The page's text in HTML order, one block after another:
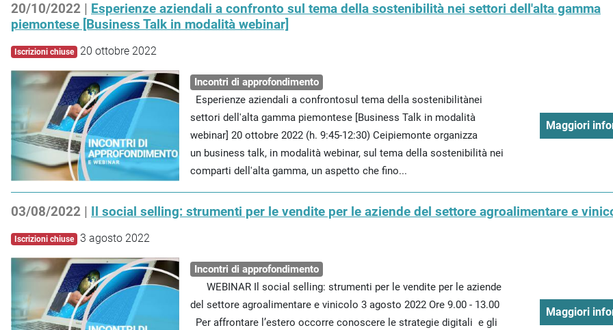
20/10/2022 | Esperienze aziendali a confronto sul tema della sostenibilità nei settori dell'alta gamma
piemontese [Business Talk in modalità webinar]
Iscrizioni chiuse 20 ottobre 2022
Incontri di approfondimento
Esperienze aziendali a confrontosul tema della sostenibilitànei
settori dell'alta gamma piemontese [Business Talk in modalità
webinar] 20 ottobre 2022 (h. 9:45-12:30) Ceipiemonte organizza
un business talk, in modalità webinar, sul tema della sostenibilità nei
comparti dell'alta gamma, un aspetto che fino...
Maggiori
03/08/2022 | Il social selling: strumenti per le vendite per le aziende del settore agroalimentare e
Iscrizioni chiuse 3 agosto 2022
Incontri di approfondimento
WEBINAR Il social selling: strumenti per le vendite per le aziende
del settore agroalimentare e vinicolo 3 agosto 2022 Ore 9.00 - 13.00
Per affrontare l’estero occorre conoscere le strategie digitali e gli
Maggiori